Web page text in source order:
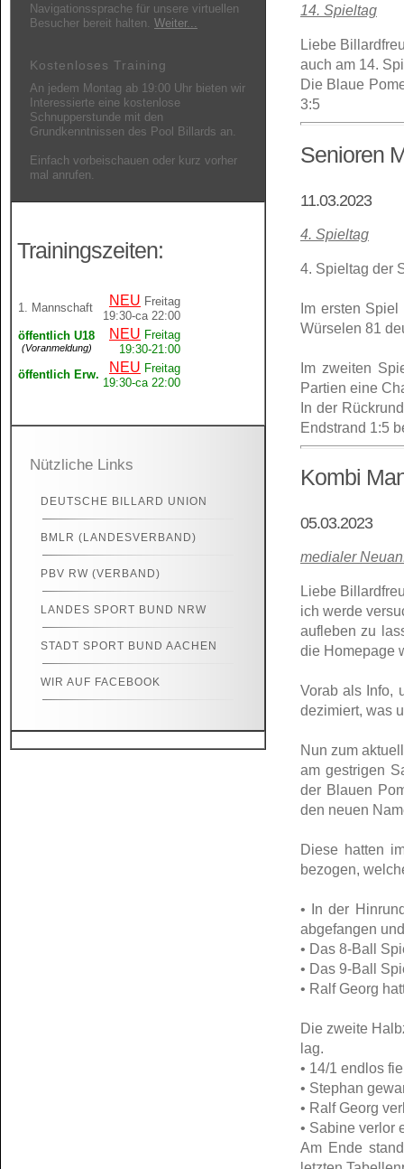
Navigationssprache für unsere virtuellen
Besucher bereit halten. Weiter...
Kostenloses Training
An jedem Montag ab 19:00 Uhr bieten wir
Interessierte eine kostenlose
Schnupperstunde mit den
Grundkenntnissen des Pool Billards an.
Einfach vorbeischauen oder kurz vorher
mal anrufen.
Trainingszeiten:
1. Mannschaft NEU Freitag
19:30-ca 22:00
öffentlich U18
(Voranmeldung)
NEU Freitag
19:30-21:00
öffentlich Erw.
NEU Freitag
19:30-ca 22:00
Nützliche Links
DEUTSCHE BILLARD UNION
BMLR (LANDESVERBAND)
PBV RW (VERBAND)
LANDES SPORT BUND NRW
STADT SPORT BUND AACHEN
WIR AUF FACEBOOK
14. Spieltag
Liebe
auch am 14.
Die Blaue
3:5
Senioren
11.03.2023
4. Spieltag
4. Spieltag der
Im ersten
Würselen 81
Im zweiten
Partien eine
In der
Endstrand 1:5
Kombi
05.03.2023
medialer
Liebe
ich werde
aufleben zu
die Homepage
Vorab als Info,
dezimiert, was
Nun zum
am gestrigen
der Blauen
den neuen
Diese hatten
bezogen,
• In der
abgefangen
• Das 8-Ball
• Das 9-Ball
• Ralf Georg
Die zweite
lag.
• 14/1 endlos
• Stephan
• Ralf Georg
• Sabine verlor
Am Ende